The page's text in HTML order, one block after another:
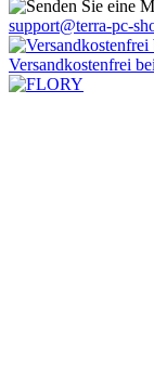
support@terra-pc-
Versandkostenfrei